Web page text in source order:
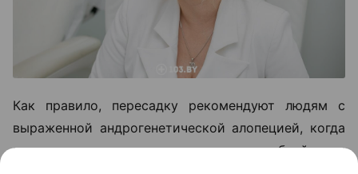
Как правило, пересадку рекомендуют людям с
выраженной андрогенетической алопецией, когда
волосы значительно поредели в лобной или